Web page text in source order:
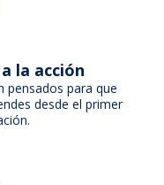
la acción
pensados para que
desde el primer